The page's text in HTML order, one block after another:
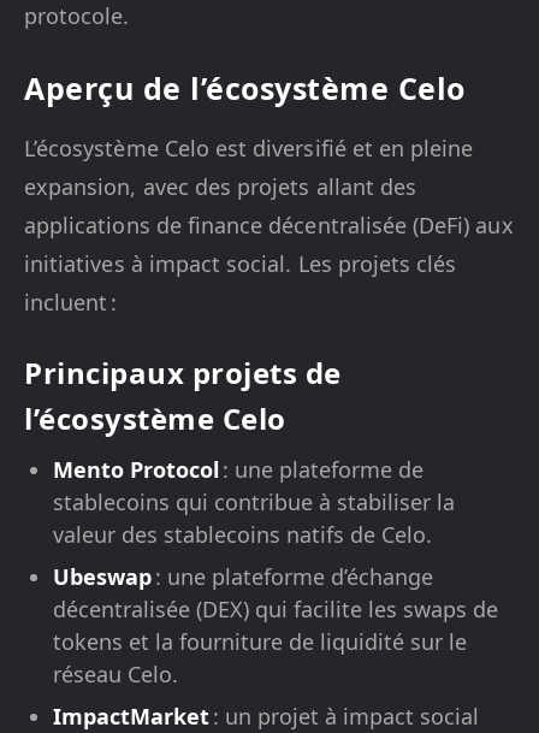
protocole.
Aperçu de l’écosystème Celo
L’écosystème Celo est diversifié et en pleine
expansion, avec des projets allant des
applications de finance décentralisée (DeFi) aux
initiatives à impact social. Les projets clés
incluent :
Principaux projets de
l’écosystème Celo
Mento Protocol : une plateforme de
stablecoins qui contribue à stabiliser la
valeur des stablecoins natifs de Celo.
Ubeswap: une plateforme d’échange
décentralisée (DEX) qui facilite les swaps de
tokens et la fourniture de liquidité sur le
réseau Celo.
ImpactMarket: un projet à impact social